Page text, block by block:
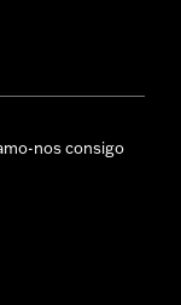
nos consigo